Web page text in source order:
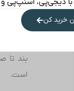
صفحه
بند تا
است.
با دیجی‌پی، اسنپ‌پی
خرید کن